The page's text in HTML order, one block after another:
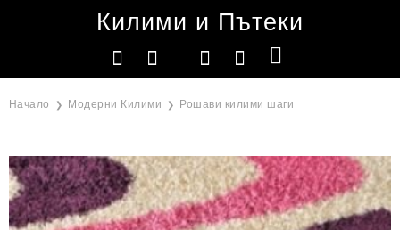
Килими и Пътеки
Начало Модерни Килими Рошави килими шаги